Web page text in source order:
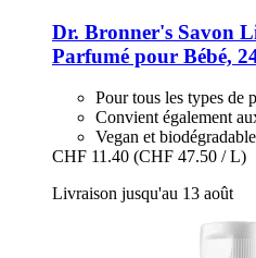
Dr. Bronner's Savon
Parfumé pour Bébé,
Pour tous les types de
Convient également
Vegan et biodégradable
CHF 11.40 (CHF 47.50 / L)
Livraison jusqu'au 13 août